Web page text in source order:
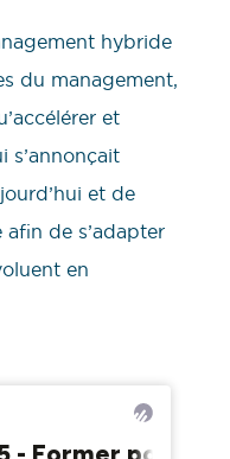
hybride
du management,
et
s’annonçait
et de
de s’adapter
en